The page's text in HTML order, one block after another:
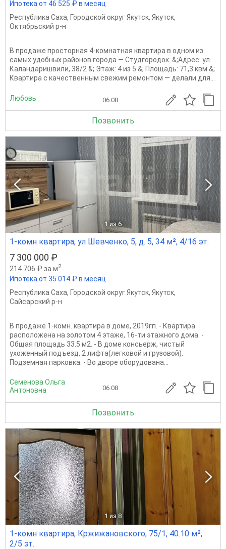
Ипотека от 46 525 ₽ в месяц
Республика Саха, Городской округ Якутск, Якутск,
Октябрьский р-н
В продаже просторная 4-комнатная квартира в одном из
самых удобных районов города — Студгородок. &;Адрес: ул.
Каландаришвили, 38/2 &; Этаж: 4 из 5 &; Площадь: 71,3 квм &;
Квартира с качественным свежим ремонтом — делали для...
Любовь 06.08
Позвонить
1 из 6
1-комн квартира, ул Шевченко, 5, д. 5, 34 м², 4/16 эт.
7 300 000 ₽
214 706 ₽ за м2
Ипотека от 35 014 ₽ в месяц
Республика Саха, Городской округ Якутск, Якутск,
Сайсарский р-н
В продаже 1-комн. квартира в доме, 2019гп. - Квартира
расположена на золотом 4 этаже, 16-ти этажного дома. -
Общая площадь 33.5 м2. - В доме консьерж, чистый
ухоженный подъезд, 2 лифта(легковой и грузовой).
Подземная парковка. - Во дворе оборудована...
Семенова Ольга
Антоновна
06.08
Позвонить
1 из 8
1-комн квартира, Кржижановского, 75/1, 40.10 м²,
2/5 эт.